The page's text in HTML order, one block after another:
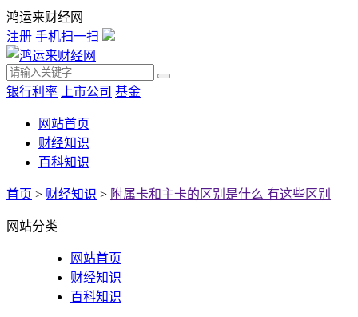
鸿运来财经网
注册 手机扫一扫
银行利率 上市公司 基金
网站首页
财经知识
百科知识
首页 > 财经知识 > 附属卡和主卡的区别是什么 有这些区别
网站分类
网站首页
财经知识
百科知识